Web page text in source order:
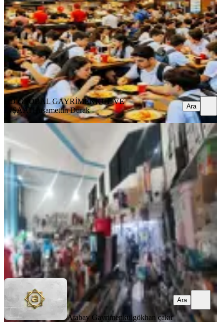
Muratpaşa, Sinan Mahallesi
181 m²·Düz Giriş (Zemin)·07.07.2026
3.250.000 ₺
HD GLOBAL GAYRİMENKUL VE İNŞAATHusamettin Durak
Ara
HD GLOBAL GAYRİMENKUL VE
İNŞAAT
Husamettin Durak Ara
Ticaretin Kalbi Şehir Mrk.de Devren
Kiralık 320 M2 Dükkan
Muratpaşa, Kızılsaray Mahallesi
1 Oda· 321 m² ·Düz Giriş (Zemin)·29.01.2026
9.000.000 ₺
Atabay Gayrimenkulgökhan çakır
Ara
Atabay Gayrimenkulgökhan çakır
Ara